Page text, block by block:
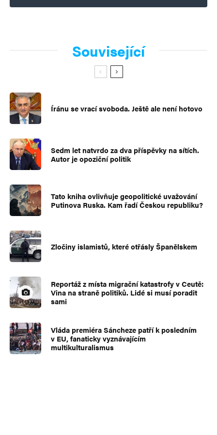
Související
Íránu se vrací svoboda. Ještě ale není hotovo
Sedm let natvrdo za dva příspěvky na sítích.
Autor je opoziční politik
Tato kniha ovlivňuje geopolitické uvažování
Putinova Ruska. Kam řadí Českou republiku?
Zločiny islamistů, které otřásly Španělskem
Reportáž z místa migrační katastrofy v Ceutě:
Vina na straně politiků. Lidé si musí poradit
sami
Vláda premiéra Sáncheze patří k posledním
v EU, fanaticky vyznávajícím
multikulturalismus